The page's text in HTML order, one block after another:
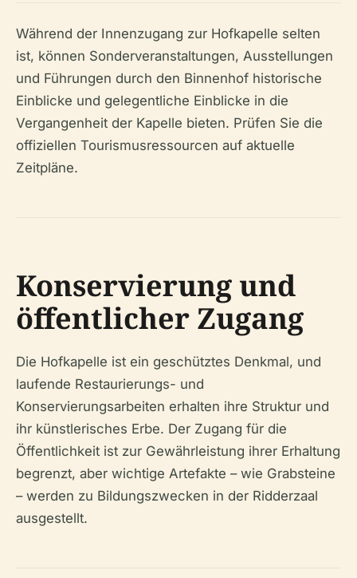
Während der Innenzugang zur Hofkapelle selten
ist, können Sonderveranstaltungen, Ausstellungen
und Führungen durch den Binnenhof historische
Einblicke und gelegentliche Einblicke in die
Vergangenheit der Kapelle bieten. Prüfen Sie die
offiziellen Tourismusressourcen auf aktuelle
Zeitpläne.
Konservierung und
öffentlicher Zugang
Die Hofkapelle ist ein geschütztes Denkmal, und
laufende Restaurierungs- und
Konservierungsarbeiten erhalten ihre Struktur und
ihr künstlerisches Erbe. Der Zugang für die
Öffentlichkeit ist zur Gewährleistung ihrer Erhaltung
begrenzt, aber wichtige Artefakte – wie Grabsteine
– werden zu Bildungszwecken in der Ridderzaal
ausgestellt.